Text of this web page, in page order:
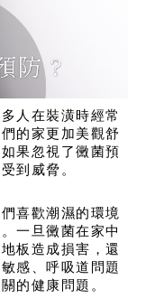
人在裝潢時經常
的家更加美觀舒
果忽視了黴菌預
到威脅。
喜歡潮濕的環境
一旦黴菌在家中
板造成損害，還
感、呼吸道問題
的健康問題。